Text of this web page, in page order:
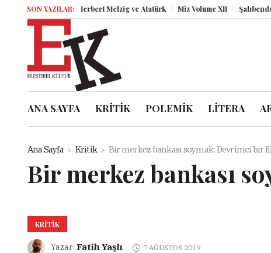
SON YAZILAR:Herbert Melzig ve Atatürk Miz Volume XII Şahbender
ANA SAYFA KRİTİK POLEMİK LİTERA
Ana Sayfa Kritik Bir merkez bankası soymak: Devrimci bir
Bir merkez bankası
KRITIK
Yazar: Fatih Yaşlı 7 AĞUSTOS 2019